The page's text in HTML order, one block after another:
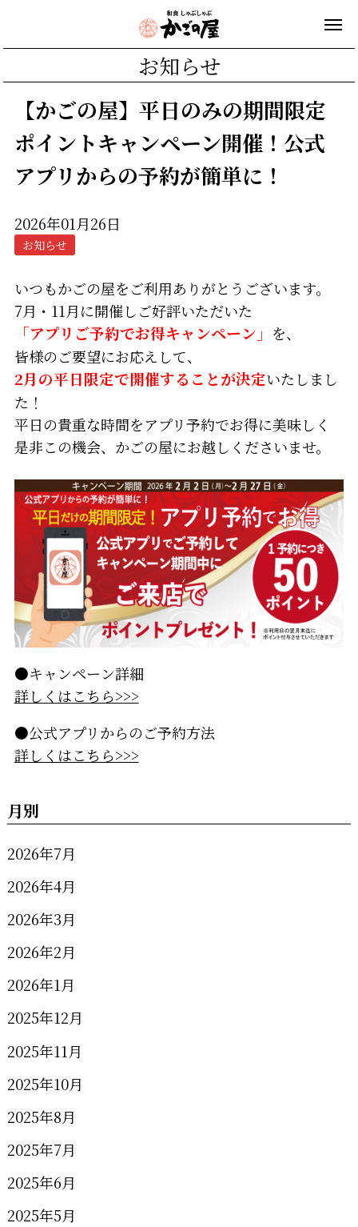
お知らせ
【かごの屋】平日のみの期間限定
ポイントキャンペーン開催！公式
アプリからの予約が簡単に！
2026年01月26日
お知らせ
いつもかごの屋をご利用ありがとうございます。
7月・11月に開催しご好評いただいた
「アプリご予約でお得キャンペーン」 を、
皆様のご要望にお応えして、
2月の平日限定で開催することが決定いたしまし
た！
平日の貴重な時間をアプリ予約でお得に美味しく
是非この機会、かごの屋にお越しくださいませ。
●キャンペーン詳細
詳しくはこちら>>>
●公式アプリからのご予約方法
詳しくはこちら>>>
月別
2026年7月
2026年4月
2026年3月
2026年2月
2026年1月
2025年12月
2025年11月
2025年10月
2025年8月
2025年7月
2025年6月
2025年5月